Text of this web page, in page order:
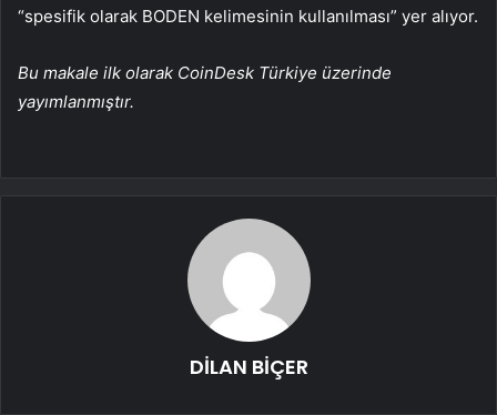
“spesifik olarak BODEN kelimesinin kullanılması” yer alıyor.
Bu makale ilk olarak CoinDesk Türkiye üzerinde
yayımlanmıştır.
DİLAN BİÇER